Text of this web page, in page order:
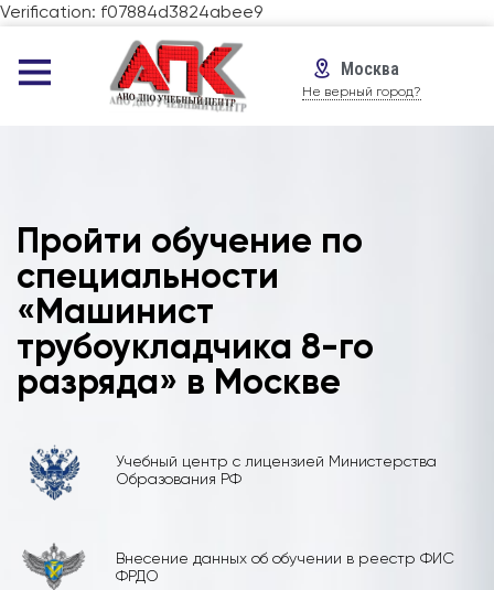
Verification: f07884d3824abee9
Москва
Не верный город?
Пройти обучение по
специальности
«Машинист
трубоукладчика 8-го
разряда» в Москве
Учебный центр с лицензией Министерства
Образования РФ
Внесение данных об обучении в реестр ФИС
ФРДО